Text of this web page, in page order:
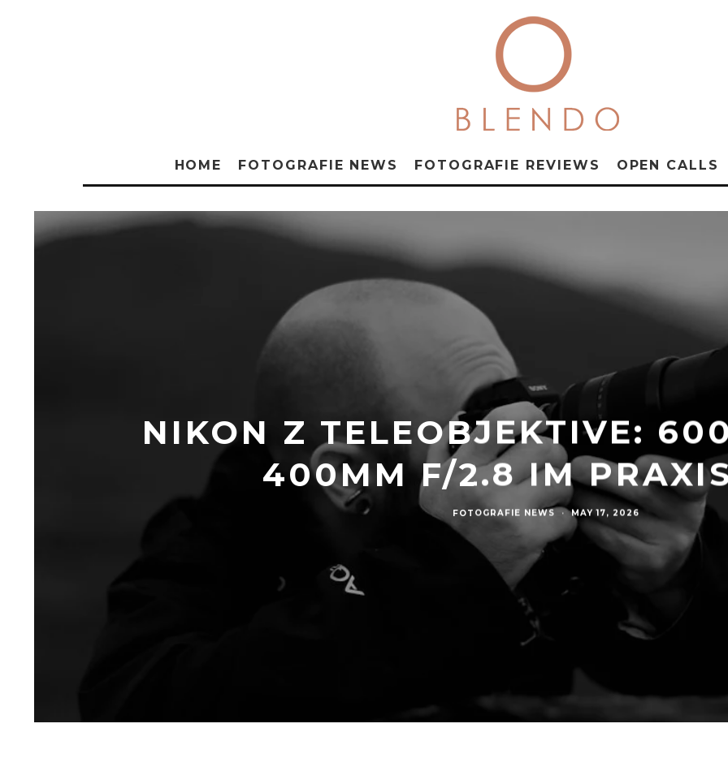
HOME FOTOGRAFIE NEWS FOTOGRAFIE REVIEWS OPEN CALLS
NIKON Z TELEOBJEKTIVE:
400MM F/2.8 IM
FOTOGRAFIE NEWS · MAY 17, 2026